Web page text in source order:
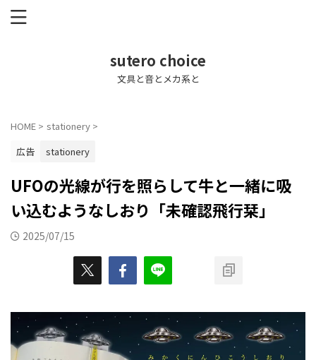
sutero choice
文具と音とメカ系と
HOME > stationery >
広告
stationery
UFOの光線が行を照らして牛と一緒に吸
い込むようなしおり「未確認飛行栞」
2025/07/15